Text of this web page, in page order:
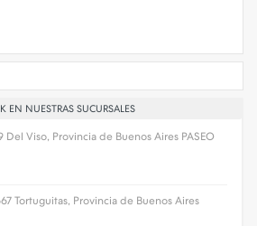
EN NUESTRAS SUCURSALES
Del Viso, Provincia de Buenos Aires PASEO
Tortuguitas, Provincia de Buenos Aires